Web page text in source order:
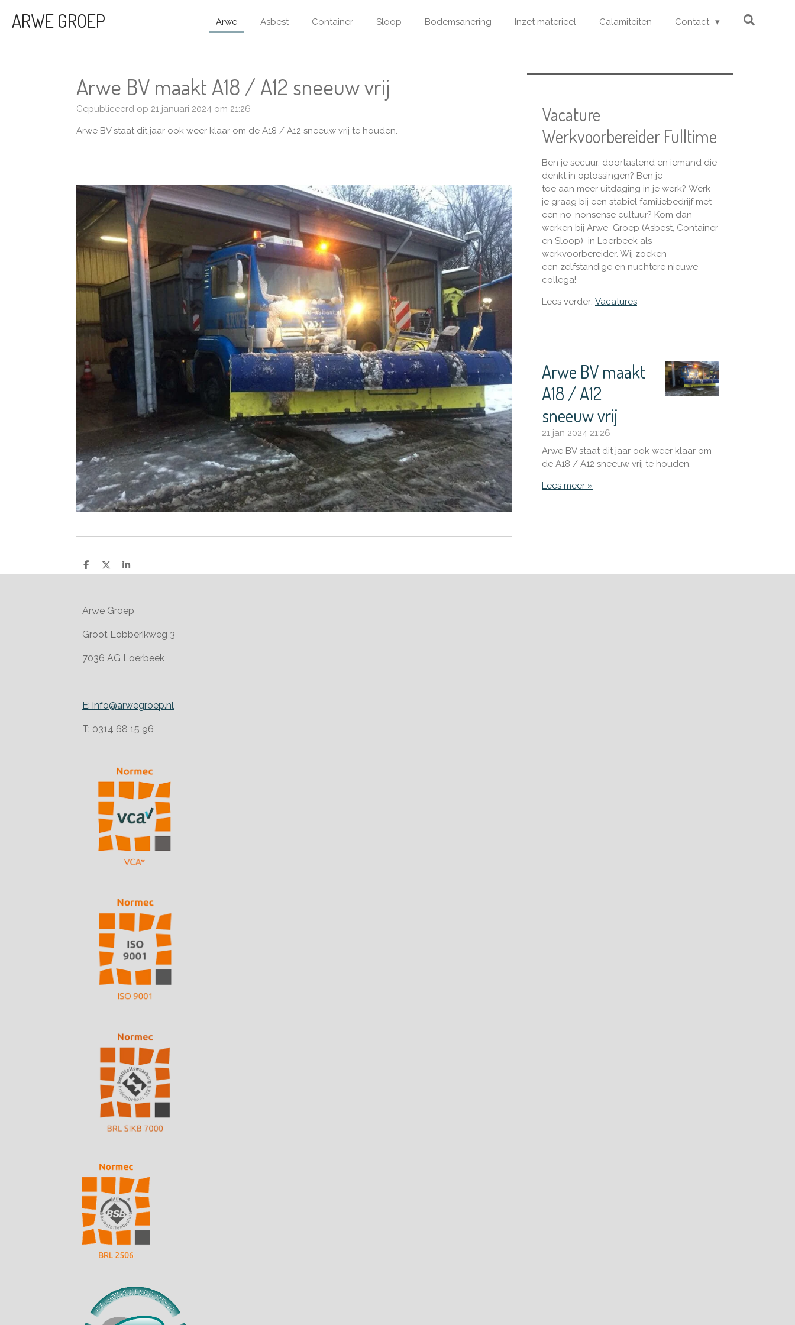
direct
ARWE GROEP Arwe Asbest Container Sloop Bodemsanering Inzet materieel Calamiteiten Contact
Arwe BV maakt A18 / A12 sneeuw vrij
Gepubliceerd op 21 januari 2024 om 21:26
Arwe BV staat dit jaar ook weer klaar om de A18 / A12 sneeuw vrij te houden.
D
e
D
e
S
h
Vacature
Werkvoorbereider Fulltime
Ben je secuur, doortastend en iemand die
denkt in oplossingen? Ben je
toe aan meer uitdaging in je werk? Werk
je graag bij een stabiel familiebedrijf met
een no-nonsense cultuur? Kom dan
werken bij Arwe Groep (Asbest, Container
en Sloop) in Loerbeek als
werkvoorbereider. Wij zoeken
een zelfstandige en nuchtere nieuwe
collega!
Lees verder: Vacatures
Arwe BV maakt
A18 / A12
sneeuw vrij
21 jan 2024 21:26
Arwe BV staat dit jaar ook weer klaar om
de A18 / A12 sneeuw vrij te houden.
Lees meer »
Arwe Groep
Groot Lobberikweg 3
7036 AG Loerbeek
E: info@arwegroep.nl
T: 0314 68 15 96